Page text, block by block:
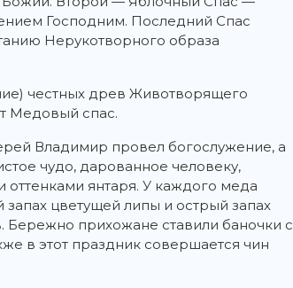
Господним. Последний Спас
Нерукотворного образа
честных древ Животворящего
Медовый спас.
Владимир провел богослужение, а
чудо, дарованное человеку,
янтаря. У каждого меда
запах цветущей липы и острый запах
Бережно прихожане ставили баночки с
в этот праздник совершается чин